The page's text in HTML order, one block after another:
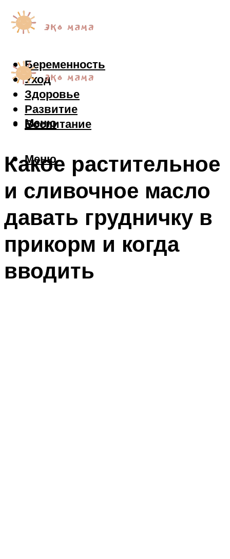
Беременность
Уход
Здоровье
Развитие
Воспитание
Меню
Меню
Какое растительное
и сливочное масло
давать грудничку в
прикорм и когда
вводить